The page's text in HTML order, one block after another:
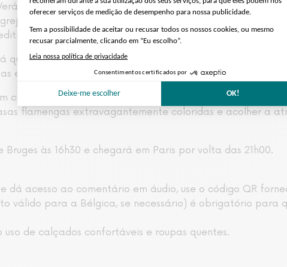
os monumentos mais proeminentes de Bruges: O
de Nossa Senhora do século XIII e a sua
e a impressionante Câmara Municipal.
querer parar para visitar museus que albergam ilustre
especialidades locais, como o chocolate belga.
cruzeiro pelos canais que atravessam a cidade (não
flamengas extravagantemente coloridas e acolher a
às 16h30 e chegará em Paris por volta das 21h00.
acesso ao comentário em áudio, use o código QR
válido para a Bélgica, se necessário) é obrigatório para
uso de calçados confortáveis e roupas quentes.